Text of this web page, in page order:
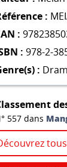
:
:
: 978-2-
:
557 dans